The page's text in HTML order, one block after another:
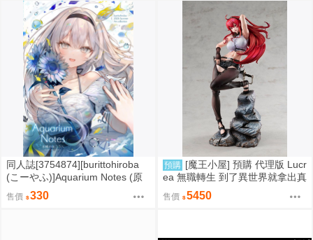
同人誌[3754874][burittohiroba
(こーやふ)]Aquarium Notes (原
售價 330
預購 [魔王小屋] 預購 代理版 Lucr
ea 無職轉生 到了異世界就拿出真
本事 艾莉絲·格雷拉特
售價 5450